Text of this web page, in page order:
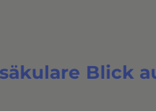
Blick